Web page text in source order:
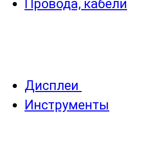
Провода, кабели
Дисплеи
Инструменты